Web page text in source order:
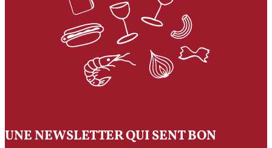
UNE NEWSLETTER QUI SENT BON